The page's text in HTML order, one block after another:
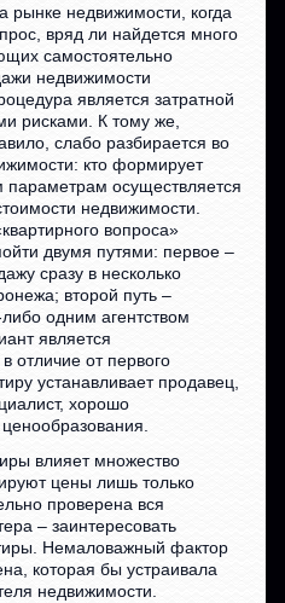
рынке недвижимости, когда
вряд ли найдется много
самостоятельно
недвижимости
является затратной
рисками. К тому же,
слабо разбирается во
кто формирует
параметрам осуществляется
недвижимости.
вопроса»
двумя путями: первое –
сразу в несколько
второй путь –
одним агентством
является
отличие от первого
устанавливает продавец,
хорошо
влияет множество
цены лишь только
проверена вся
– заинтересовать
Немаловажный фактор
которая бы устраивала
недвижимости.